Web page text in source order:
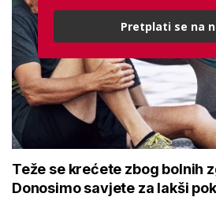
Teže se krećete zbog bolnih
Donosimo savjete za lakši
Pretplati se na